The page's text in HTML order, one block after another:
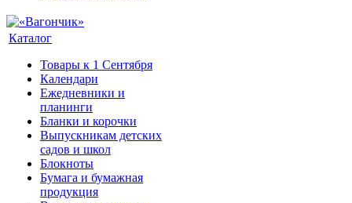
Каталог
Товары к 1 Сентября
Календари
Ежедневники и
планинги
Бланки и корочки
Выпускникам детских
садов и школ
Блокноты
Бумага и бумажная
продукция